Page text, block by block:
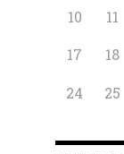
10 11
17 18
24 25